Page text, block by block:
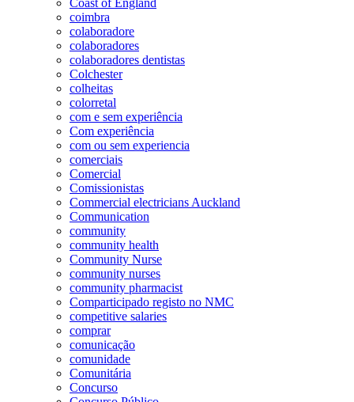
coimbra
colaboradore
colaboradores
colaboradores dentistas
Colchester
colheitas
colorretal
com e sem experiência
Com experiência
com ou sem experiencia
comerciais
Comercial
Comissionistas
Commercial electricians Auckland
Communication
community
community health
Community Nurse
community nurses
community pharmacist
Comparticipado registo no NMC
competitive salaries
comprar
comunicação
comunidade
Comunitária
Concurso